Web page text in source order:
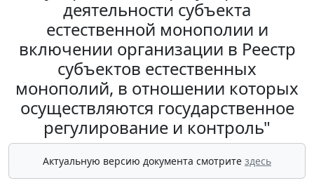
деятельности субъекта
естественной монополии и
включении организации в Реестр
субъектов естественных
монополий, в отношении которых
осуществляются государственное
регулирование и контроль"
Актуальную версию документа смотрите здесь